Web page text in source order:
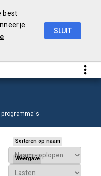
best
je
SLUIT
Sorteren op naam
Weergave